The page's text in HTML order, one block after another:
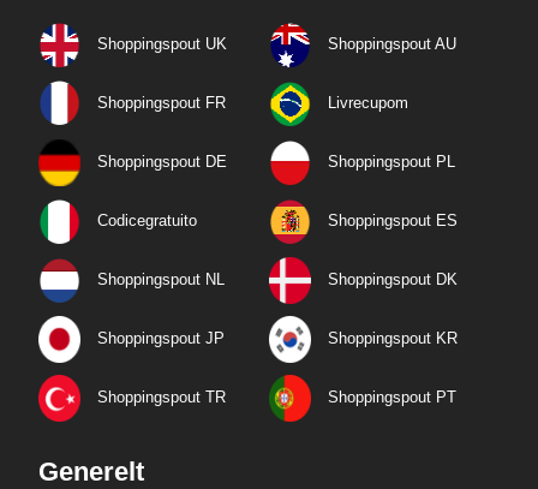
Shoppingspout UK Shoppingspout AU
Shoppingspout FR Livrecupom
Shoppingspout DE Shoppingspout PL
Codicegratuito Shoppingspout ES
Shoppingspout NL Shoppingspout DK
Shoppingspout JP Shoppingspout KR
Shoppingspout TR Shoppingspout PT
Generelt